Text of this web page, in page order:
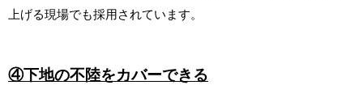
上げる現場でも採用されています。
④下地の不陸をカバーできる